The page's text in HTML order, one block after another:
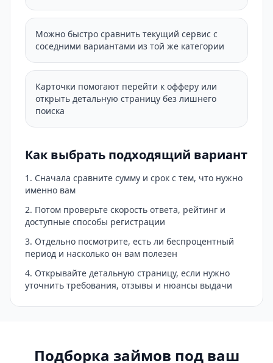
Можно быстро сравнить текущий сервис с
соседними вариантами из той же категории
Карточки помогают перейти к офферу или
открыть детальную страницу без лишнего
поиска
Как выбрать подходящий вариант
Сначала сравните сумму и срок с тем, что нужно
именно вам
Потом проверьте скорость ответа, рейтинг и
доступные способы регистрации
Отдельно посмотрите, есть ли беспроцентный
период и насколько он вам полезен
Открывайте детальную страницу, если нужно
уточнить требования, отзывы и нюансы выдачи
Подборка займов под ваш